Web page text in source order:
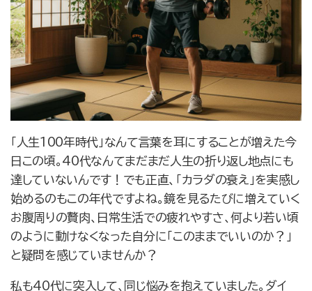
「人生100年時代」なんて言葉を耳にすることが増えた今
日この頃。40代なんてまだまだ人生の折り返し地点にも
達していないんです！でも正直、「カラダの衰え」を実感し
始めるのもこの年代ですよね。鏡を見るたびに増えていく
お腹周りの贅肉、日常生活での疲れやすさ、何より若い頃
のように動けなくなった自分に「このままでいいのか？」
と疑問を感じていませんか？
私も40代に突入して、同じ悩みを抱えていました。ダイ